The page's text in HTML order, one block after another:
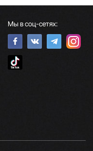
Мы в соц-сетях: